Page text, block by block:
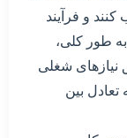
و فرآیند
به طور کلی،
نیازهای شغلی
بین